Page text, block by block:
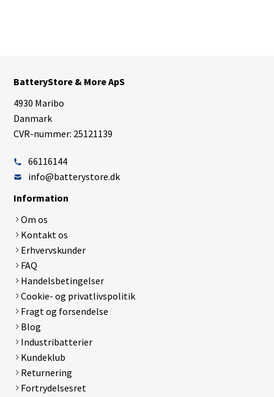
BatteryStore & More ApS
4930 Maribo
Danmark
CVR-nummer: 25121139
66116144
info@batterystore.dk
Information
Om os
Kontakt os
Erhvervskunder
FAQ
Handelsbetingelser
Cookie- og privatlivspolitik
Fragt og forsendelse
Blog
Industribatterier
Kundeklub
Returnering
Fortrydelsesret